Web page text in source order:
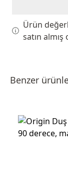
Ürün
satın almış
Benzer